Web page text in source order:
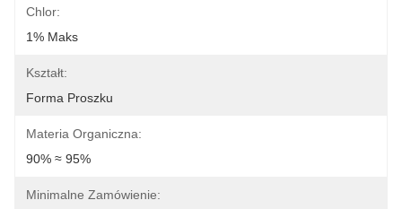
Chlor:
1% Maks
Kształt:
Forma Proszku
Materia Organiczna:
90% ≈ 95%
Minimalne Zamówienie: